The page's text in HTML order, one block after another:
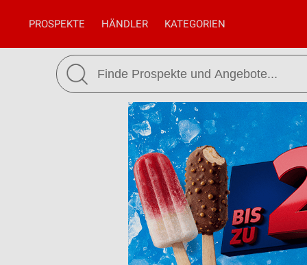
PROSPEKTE HÄNDLER KATEGORIEN